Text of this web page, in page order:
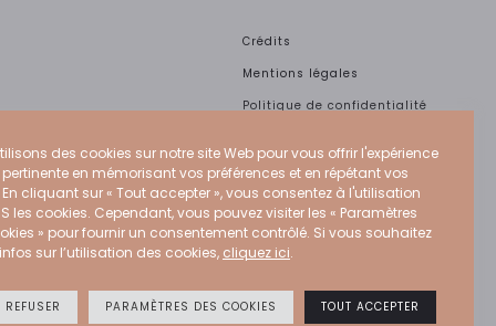
Crédits
Mentions légales
Politique de confidentialité
CGU
des cookies sur notre site Web pour vous offrir l'expérience
en mémorisant vos préférences et en répétant vos
cliquant sur « Tout accepter », vous consentez à l'utilisation
les cookies. Cependant, vous pouvez visiter les « Paramètres
» pour fournir un consentement contrôlé. Si vous souhaitez
sur l’utilisation des cookies, cliquez ici.
REFUSER PARAMÈTRES DES COOKIES TOUT ACCEPTER